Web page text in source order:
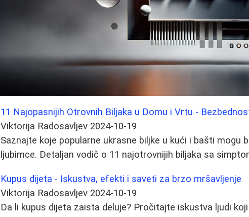
11 Najopasnijih Otrovnih Biljaka u Domu i Vrtu -
Viktorija Radosavljev 2024-10-19
Saznajte koje popularne ukrasne biljke u kući i bašti mogu
ljubimce. Detaljan vodič o 11 najotrovnijih biljaka sa
Kupus dijeta - Iskustva, efekti i saveti za brzo mršavljenje
Viktorija Radosavljev 2024-10-19
Da li kupus dijeta zaista deluje? Pročitajte iskustva ljudi